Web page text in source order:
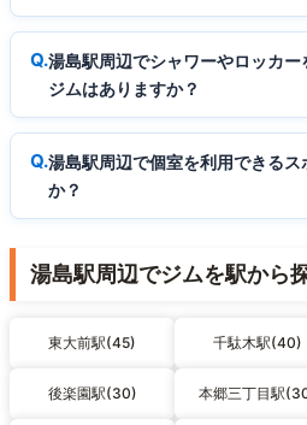
湯島駅周辺でシャワーやロッカ
ジムはありますか？
湯島駅周辺で個室を利用できる
か？
湯島駅周辺でジムを駅から
東大前駅(45) 千駄木駅(40)
後楽園駅(30) 本郷三丁目駅